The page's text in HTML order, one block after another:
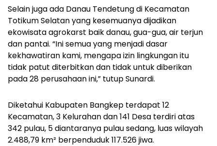
Selain juga ada Danau Tendetung di Kecamatan
Totikum Selatan yang kesemuanya dijadikan
ekowisata agrokarst baik danau, gua-gua, air terjun
dan pantai. “Ini semua yang menjadi dasar
kekhawatiran kami, mengapa izin lingkungan itu
tidak patut diterbitkan dan tidak untuk diberikan
pada 28 perusahaan ini,” tutup Sunardi.
Diketahui Kabupaten Bangkep terdapat 12
Kecamatan, 3 Kelurahan dan 141 Desa terdiri atas
342 pulau, 5 diantaranya pulau sedang, luas wilayah
2.488,79 km² berpenduduk 117.526 jiwa.